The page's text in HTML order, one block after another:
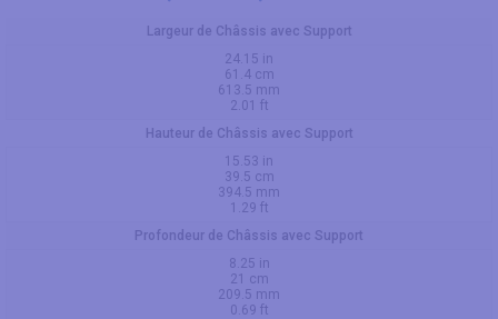
Largeur de Châssis avec Support
24.15 in
61.4 cm
613.5 mm
2.01 ft
Hauteur de Châssis avec Support
15.53 in
39.5 cm
394.5 mm
1.29 ft
Profondeur de Châssis avec Support
8.25 in
21 cm
209.5 mm
0.69 ft